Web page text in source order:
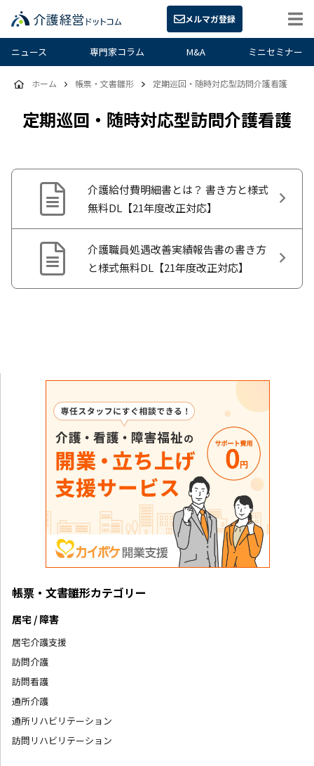
メルマガ登録
ニュース 専門家コラム M&A ミニセミナー
定期巡回・随時対応型訪問介護看護
ホーム 帳票・文書雛形 定期巡回・随時対応型訪問介護看護
介護給付費明細書とは？ 書き方と様式
無料DL【21年度改正対応】
介護職員処遇改善実績報告書の書き方
と様式無料DL【21年度改正対応】
帳票・文書雛形カテゴリー
居宅 / 障害
居宅介護支援
訪問介護
訪問看護
通所介護
通所リハビリテーション
訪問リハビリテーション